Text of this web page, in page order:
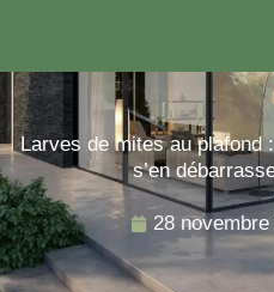
contenu
Larves de mites au plafond
s’en
28 novembre